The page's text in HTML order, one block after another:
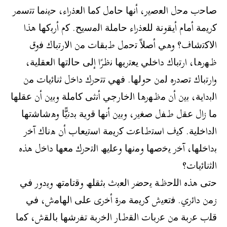
ﺻﺎﺣب ﻣﺣل اﻟﻌﺻﯾر، أﻧﮭﺎ ﺣﺎﻣل ﻛﻣﺎ اﻟﻌذراء، ﺣﯾﻧﻣﺎ ﺗﺗﺳﻣر
ﻛرﯾﻣﺔ أﻣﺎم أﯾﻘوﻧﺔ ﻟﻠﻌذراء ﺣﺎﻣﻠﺔ اﻟﻣﺳﯾﺢ. ﻛم أرﺑﻛﮭﺎ ھذا
اﻻﻛﺗﺷﺎف؟ وھﻲ أﺻﻼً ﺗﺣﻣل طﺑﻘﺎت ﻣن اﻻرﺗﺑﺎك ﻓوق
ظﮭرھﺎ، ارﺗﺑﺎك داﺧﻠﻲ ﯾﻌﺗرﯾﮭﺎ ﻧظرًا إﻟﻰ ﺣﺎﻟﺗﮭﺎ اﻟﻌﻘﻠﯾﺔ،
وارﺗﺑﺎك ﺗﺻدره ﻟﻣن ﺣوﻟﮭﺎ. ﻓﮭﻲ ﺗﺗﺣرك داﺧل ﺛﻧﺎﺋﯾﺎت ﻣن
اﻟﺑداﯾﺔ، ﺑﯾن أن ﻣظﮭرھﺎ اﻟﺧﺎرﺟﻲ أﻧﺛﻰ ﻛﺎﻣﻠﺔ وﺑﯾن أن ﻋﻘﻠﮭﺎ
ﻣﺎ زال ﻋﻘل طﻔل ﺻﻐﯾر، وﺑﯾن أﻧﮭﺎ ﻗوﯾﺔ ﺑدﻧﯾًّﺎ وھﺷﺎﺷﺗﮭﺎ
اﻟداﺧﻠﯾﺔ. ﻛﯾف اﺳﺗطﺎﻋت ﻛرﯾﻣﺔ اﺳﺗﯾﻌﺎب أن ھﻧﺎك آﺧر
ﺑداﺧﻠﮭﺎ، آﺧر ﯾﺧﺻﮭﺎ وﻣﻧﮭﺎ وﻋﻠﯾﮫ اﻟﺗﺣرك ﻣﻌﮭﺎ داﺧل ھذه
اﻟﺛﻧﺎﺋﯾﺎت؟
ﺣﺗﻰ ھذه اﻟﻠﺣظﺔ ﯾﺣﺿر اﻟﻌﺑث ﺑﺛﻘﻠﮫ وﻗﺗﺎﻣﺗﮫ وﯾدور ﻓﻲ
زﻣن داﺋري. ﻓﺗﻌﯾش ﻛرﯾﻣﺔ ﻣرة أﺧرى ﻋﻠﻰ اﻟﮭﺎﻣش، ﻓﻲ
ﻗﻠب ﻋرﺑﺔ ﻣن ﻋرﺑﺎت اﻟﻘطﺎر اﻟﺧرﺑﺔ ﺗﻔرﺷﮭﺎ ﺑﺎﻟﻘش، ﻛﻣﺎ